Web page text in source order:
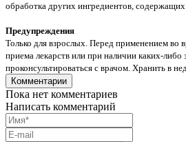
обработка других ингредиентов,
Предупреждения
Только для взрослых. Перед применением во
приема лекарств или при наличии каких-либо
проконсультироваться с врачом. Хранить в
Комментарии
Пока нет комментариев
Написать комментарий